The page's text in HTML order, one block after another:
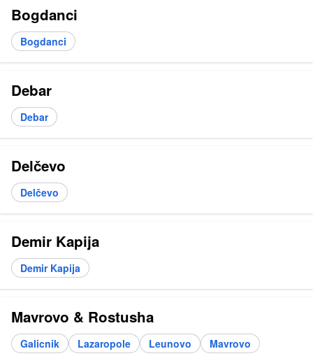
Bogdanci
Bogdanci
Debar
Debar
Delčevo
Delčevo
Demir Kapija
Demir Kapija
Mavrovo & Rostusha
Galicnik Lazaropole Leunovo Mavrovo